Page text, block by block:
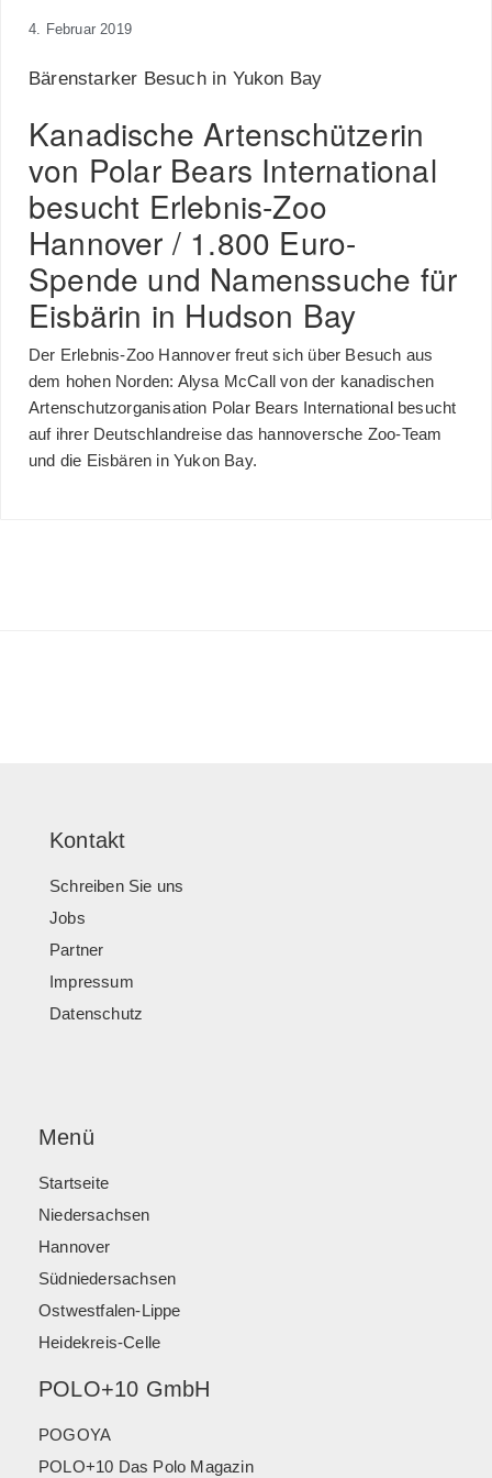
4. Februar 2019
Bärenstarker Besuch in Yukon Bay
Kanadische Artenschützerin
von Polar Bears International
besucht Erlebnis-Zoo
Hannover / 1.800 Euro-
Spende und Namenssuche für
Eisbärin in Hudson Bay
Der Erlebnis-Zoo Hannover freut sich über Besuch aus
dem hohen Norden: Alysa McCall von der kanadischen
Artenschutzorganisation Polar Bears International besucht
auf ihrer Deutschlandreise das hannoversche Zoo-Team
und die Eisbären in Yukon Bay.
Kontakt
Schreiben Sie uns
Jobs
Partner
Impressum
Datenschutz
Menü
Startseite
Niedersachsen
Hannover
Südniedersachsen
Ostwestfalen-Lippe
Heidekreis-Celle
POLO+10 GmbH
POGOYA
POLO+10 Das Polo Magazin